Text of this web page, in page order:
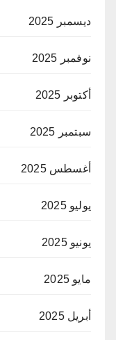
ديسمبر 2025
نوفمبر 2025
أكتوبر 2025
سبتمبر 2025
أغسطس 2025
يوليو 2025
يونيو 2025
مايو 2025
أبريل 2025